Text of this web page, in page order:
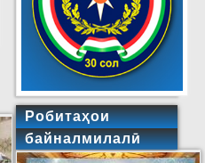
Робитаҳои
байналмилалӣ